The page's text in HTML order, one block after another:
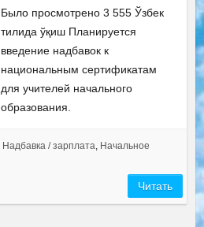
Было просмотрено 3 555 Ўзбек
тилида ўқиш Планируется
введение надбавок к
национальным сертификатам
для учителей начального
образования.
Надбавка / зарплата, Начальное
Читать